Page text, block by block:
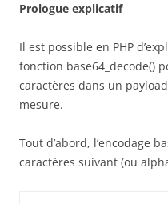
Prologue explicatif
Il est possible en PHP
fonction base64_decode()
caractères dans un
mesure.
Tout d’abord, l’encodage
caractères suivant (ou